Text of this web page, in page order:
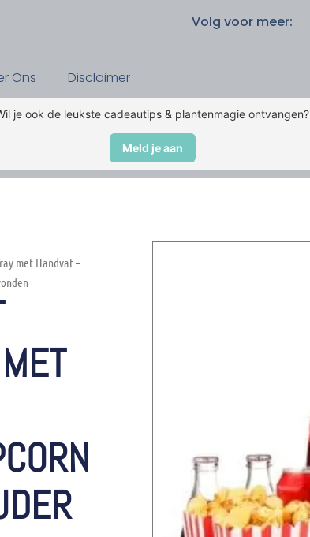
Volg voor meer:
Ons Disclaimer
je ook de leukste cadeautips & plantenmagie ontvangen?
Meld je aan
met Handvat –